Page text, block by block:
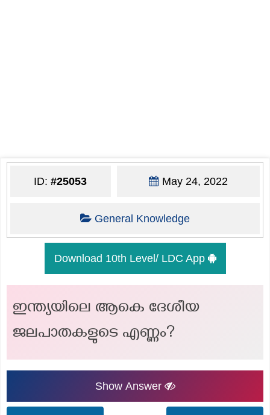
ID:#25053 May 24, 2022
General Knowledge
Download 10th Level/ LDC App
ഇന്ത്യയിലെ ആകെ ദേശീയ
ജലപാതകളുടെ എണ്ണം?
Show Answer